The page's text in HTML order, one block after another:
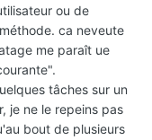
ou de
ca neveute
me paraît ue
tâches sur un
je ne le repeins pas
bout de plusieurs